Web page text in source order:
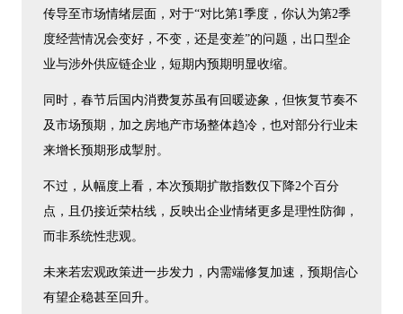
传导至市场情绪层面，对于“对比第1季度，你认为第2季
度经营情况会变好，不变，还是变差”的问题，出口型企
业与涉外供应链企业，短期内预期明显收缩。
同时，春节后国内消费复苏虽有回暖迹象，但恢复节奏不
及市场预期，加之房地产市场整体趋冷，也对部分行业未
来增长预期形成掣肘。
不过，从幅度上看，本次预期扩散指数仅下降2个百分
点，且仍接近荣枯线，反映出企业情绪更多是理性防御，
而非系统性悲观。
未来若宏观政策进一步发力，内需端修复加速，预期信心
有望企稳甚至回升。